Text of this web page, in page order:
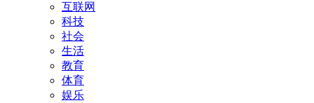
互联网
科技
社会
生活
教育
体育
娱乐